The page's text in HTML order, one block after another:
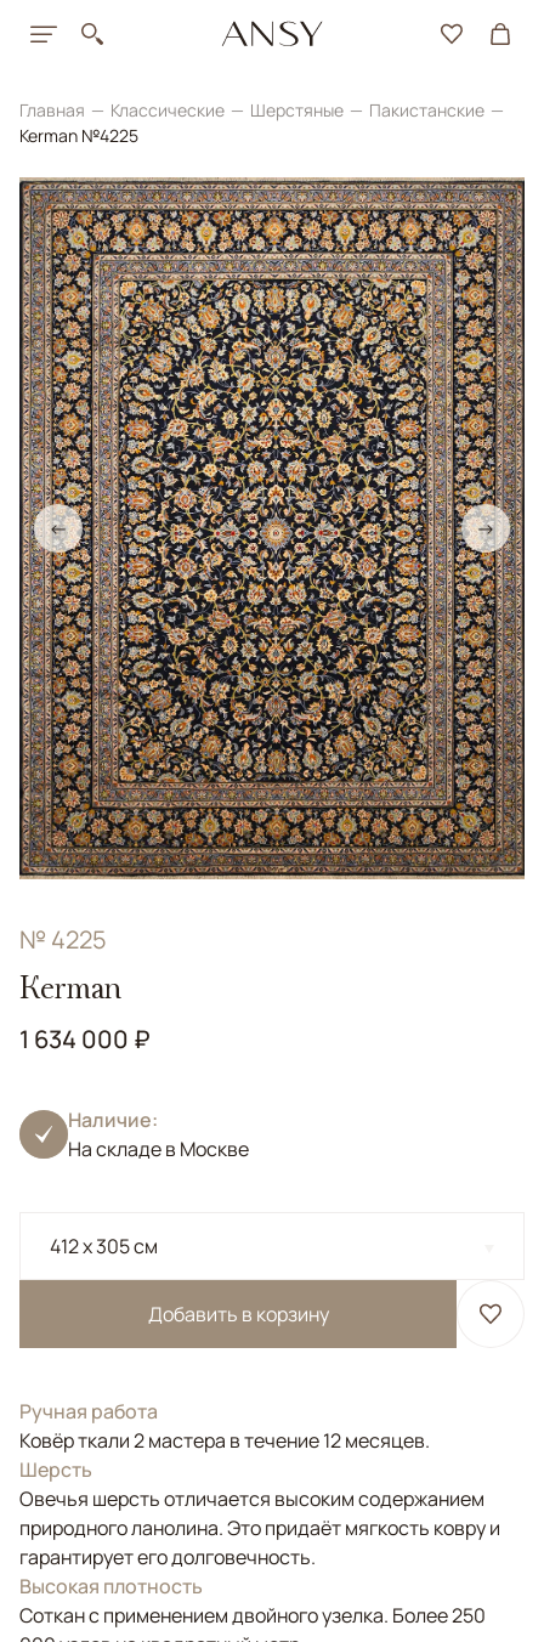
Главная Классические Шерстяные
Пакистанские
Kerman №4225
← →
№ 4225
Kerman
1 634 000 ₽
Наличие:
На складе в Москве
412 x 305 см
Добавить в корзину
Ручная работа
Ковёр ткали 2 мастера в течение 12 месяцев.
Шерсть
Овечья шерсть отличается высоким содержанием
природного ланолина. Это придаёт мягкость ковру и
гарантирует его долговечность.
Высокая плотность
Соткан с применением двойного узелка. Более 250